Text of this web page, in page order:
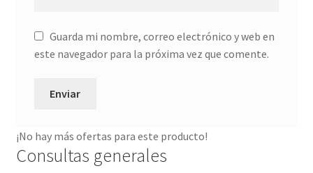
Guarda mi nombre, correo electrónico y web en
este navegador para la próxima vez que comente.
¡No hay más ofertas para este producto!
Consultas generales